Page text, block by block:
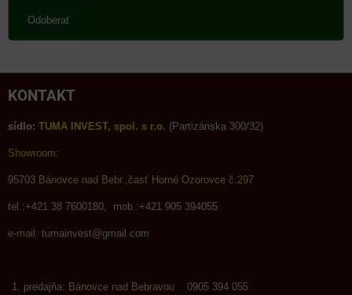
Odoberať
KONTAKT
sídlo: TUMA INVEST, spol. s r.o. (Partizánska 300/32)
Showroom:
95703 Bánovce nad Bebr.,časť Horné Ozorovce č.297
tel.:+421 38 7600180, mob.:+421 905 394055
e-mail: tumainvest@gmail.com
predajňa: Bánovce nad Bebravou 0905 394 055